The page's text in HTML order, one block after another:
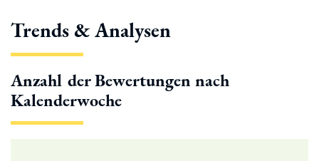
Trends & Analysen
Anzahl der Bewertungen nach
Kalenderwoche